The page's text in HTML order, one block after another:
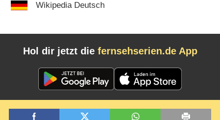
Wikipedia Deutsch
Hol dir jetzt die fernsehserien.de App